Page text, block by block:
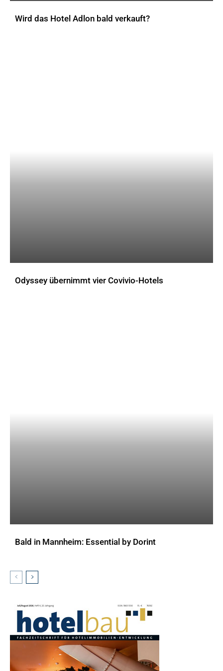
Wird das Hotel Adlon bald verkauft?
Odyssey übernimmt vier Covivio-Hotels
Bald in Mannheim: Essential by Dorint